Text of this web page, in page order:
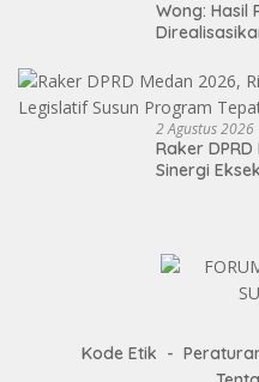
Wong: Hasil
2 Agustus 2026
Raker
Sinergi
Kode Etik